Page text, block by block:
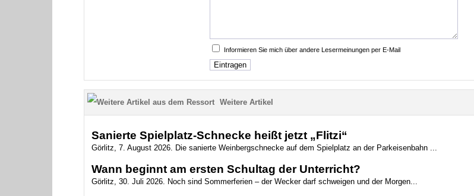
Informieren Sie mich über andere Lesermeinungen per E-Mail
Weitere Artikel
Sanierte Spielplatz-Schnecke heißt jetzt „Flitzi“
Görlitz, 7. August 2026. Die sanierte Weinbergschnecke auf dem Spielplatz an der Parkeisenbahn ...
Wann beginnt am ersten Schultag der Unterricht?
Görlitz, 30. Juli 2026. Noch sind Sommerferien – der Wecker darf schweigen und der Morgen...